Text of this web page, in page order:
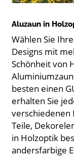
Aluzaun in
Wählen Sie
Designs mit
Schönheit von
besten einen
erhalten Sie
verschiedenen
Teile,
in Holzoptik
andersfarbige